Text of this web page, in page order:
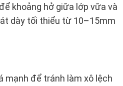
khoảng hở giữa lớp vữa và
dày tối thiểu từ 10–15mm
mạnh để tránh làm xô lệch